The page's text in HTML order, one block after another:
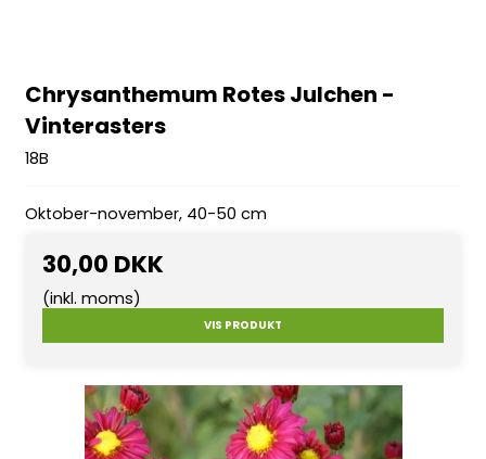
Chrysanthemum Rotes Julchen -
Vinterasters
18B
Oktober-november, 40-50 cm
30,00 DKK
(inkl. moms)
VIS PRODUKT